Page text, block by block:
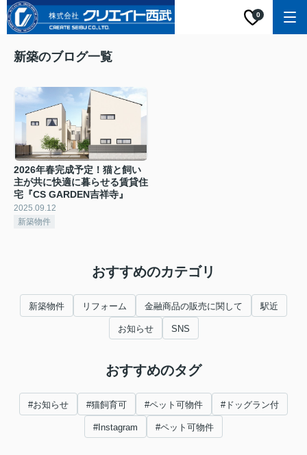
0
新築のブログ一覧
2026年春完成予定！猫と飼い
主が共に快適に暮らせる賃貸住
宅『CS GARDEN吉祥寺』
2025.09.12
新築物件
おすすめのカテゴリ
新築物件 リフォーム 金融商品の販売に関して 駅近
お知らせ SNS
おすすめのタグ
#お知らせ #猫飼育可 #ペット可物件 #ドッグラン付
#Instagram #ペット可物件